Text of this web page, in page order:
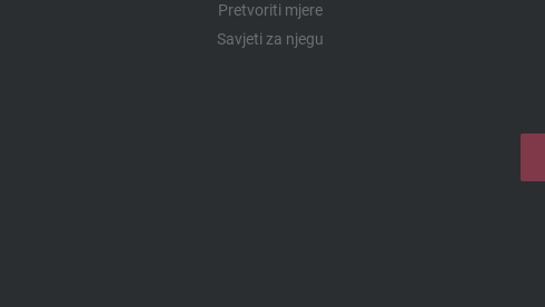
Pretvoriti mjere
Savjeti za njegu